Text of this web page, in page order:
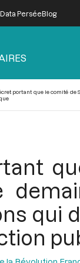
Data PerséeBlog
portant que le comité
qui